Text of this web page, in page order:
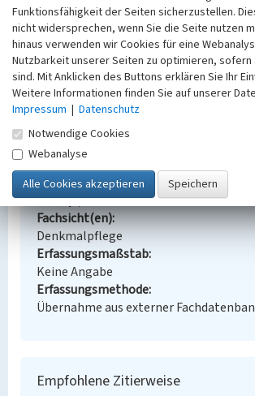
LfD-BKM/2023
Denkmal für Ziegelindustrie
Schlagwörter
Denkmal (Gedächtnisbauwerk)
Ort
Bröthen/Michalken
Alternativer Ortsname
Bretnja/Michalki
Fachsicht(en)
Denkmalpflege
Erfassungsmaßstab
Keine Angabe
Erfassungsmethode
Übernahme aus externer
Empfohlene Zitierweise
Funktionsfähigkeit der Seiten sicherzustellen.
nicht widersprechen, wenn Sie die Seite nutzen
hinaus verwenden wir Cookies für eine
Nutzbarkeit unserer Seiten zu optimieren, sofern
sind. Mit Anklicken des Buttons erklären Sie Ihr
Weitere Informationen finden Sie auf unserer
Impressum | Datenschutz
Notwendige Cookies
Webanalyse